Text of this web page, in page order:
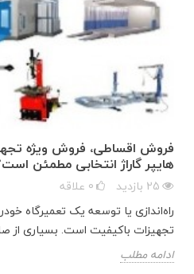
فروش اقساطی، فروش ویژه
هایپر گاراژ انتخابی مطمئن
25 بازدید 0 علاقه
راه‌اندازی یا توسعه یک تعمیرگاه
تجهیزات باکیفیت است. بسیاری از
ادامه مطلب